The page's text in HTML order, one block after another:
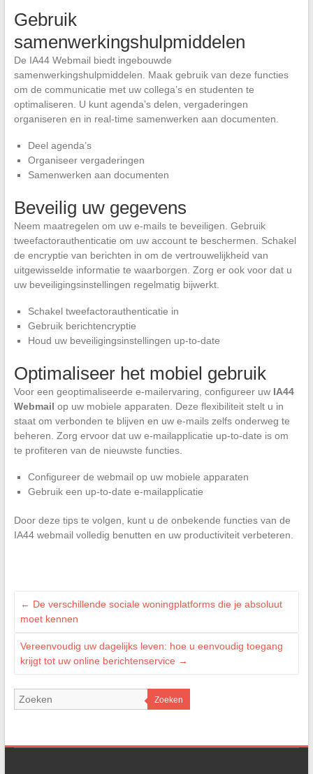
Gebruik
samenwerkingshulpmiddelen
De IA44 Webmail biedt ingebouwde
samenwerkingshulpmiddelen. Maak gebruik van deze functies
om de communicatie met uw collega’s en studenten te
optimaliseren. U kunt agenda’s delen, vergaderingen
organiseren en in real-time samenwerken aan documenten.
Deel agenda’s
Organiseer vergaderingen
Samenwerken aan documenten
Beveilig uw gegevens
Neem maatregelen om uw e-mails te beveiligen. Gebruik
tweefactorauthenticatie om uw account te beschermen. Schakel
de encryptie van berichten in om de vertrouwelijkheid van
uitgewisselde informatie te waarborgen. Zorg er ook voor dat u
uw beveiligingsinstellingen regelmatig bijwerkt.
Schakel tweefactorauthenticatie in
Gebruik berichtencryptie
Houd uw beveiligingsinstellingen up-to-date
Optimaliseer het mobiel gebruik
Voor een geoptimaliseerde e-mailervaring, configureer uw IA44
Webmail op uw mobiele apparaten. Deze flexibiliteit stelt u in
staat om verbonden te blijven en uw e-mails zelfs onderweg te
beheren. Zorg ervoor dat uw e-mailapplicatie up-to-date is om
te profiteren van de nieuwste functies.
Configureer de webmail op uw mobiele apparaten
Gebruik een up-to-date e-mailapplicatie
Door deze tips te volgen, kunt u de onbekende functies van de
IA44 webmail volledig benutten en uw productiviteit verbeteren.
← De verschillende sociale woningplatforms die je absoluut
moet kennen
Vereenvoudig uw dagelijks leven: hoe u eenvoudig toegang
krijgt tot uw online berichtenservice →
Zoeken